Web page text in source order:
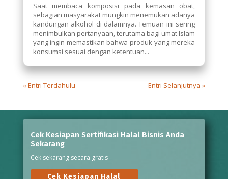
Saat membaca komposisi pada kemasan obat,
sebagian masyarakat mungkin menemukan adanya
kandungan alkohol di dalamnya. Temuan ini sering
menimbulkan pertanyaan, terutama bagi umat Islam
yang ingin memastikan bahwa produk yang mereka
konsumsi sesuai dengan ketentuan...
« Entri Terdahulu Entri Selanjutnya »
Cek Kesiapan Sertifikasi Halal Bisnis Anda
Sekarang
Cek sekarang secara gratis
Cek Kesiapan Halal